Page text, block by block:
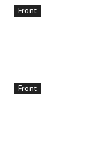
Front
Front